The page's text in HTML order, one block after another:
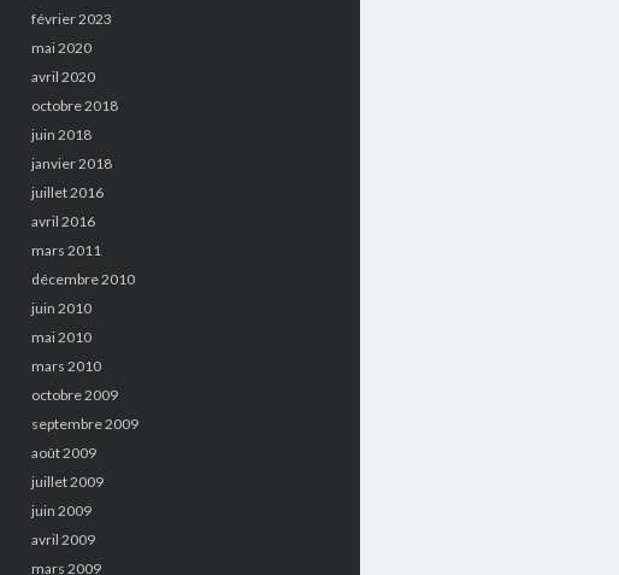
février 2023
mai 2020
avril 2020
octobre 2018
juin 2018
janvier 2018
juillet 2016
avril 2016
mars 2011
décembre 2010
juin 2010
mai 2010
mars 2010
octobre 2009
septembre 2009
août 2009
juillet 2009
juin 2009
avril 2009
mars 2009